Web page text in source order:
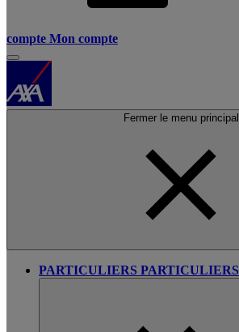
compte Mon compte
Fermer le menu principal
PARTICULIERS PARTICULIERS